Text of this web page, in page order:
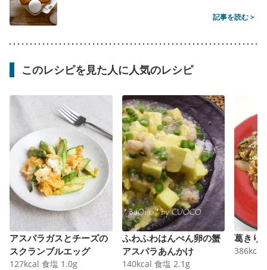
記事を読む >
このレシピを見た人に人気のレシピ
アスパラガスとチーズの
スクランブルエッグ
127kcal 食塩 1.0g
ふわふわはんぺん卵の蟹
アスパラあんかけ
140kcal 食塩 2.1 g
葛きり
386kcal